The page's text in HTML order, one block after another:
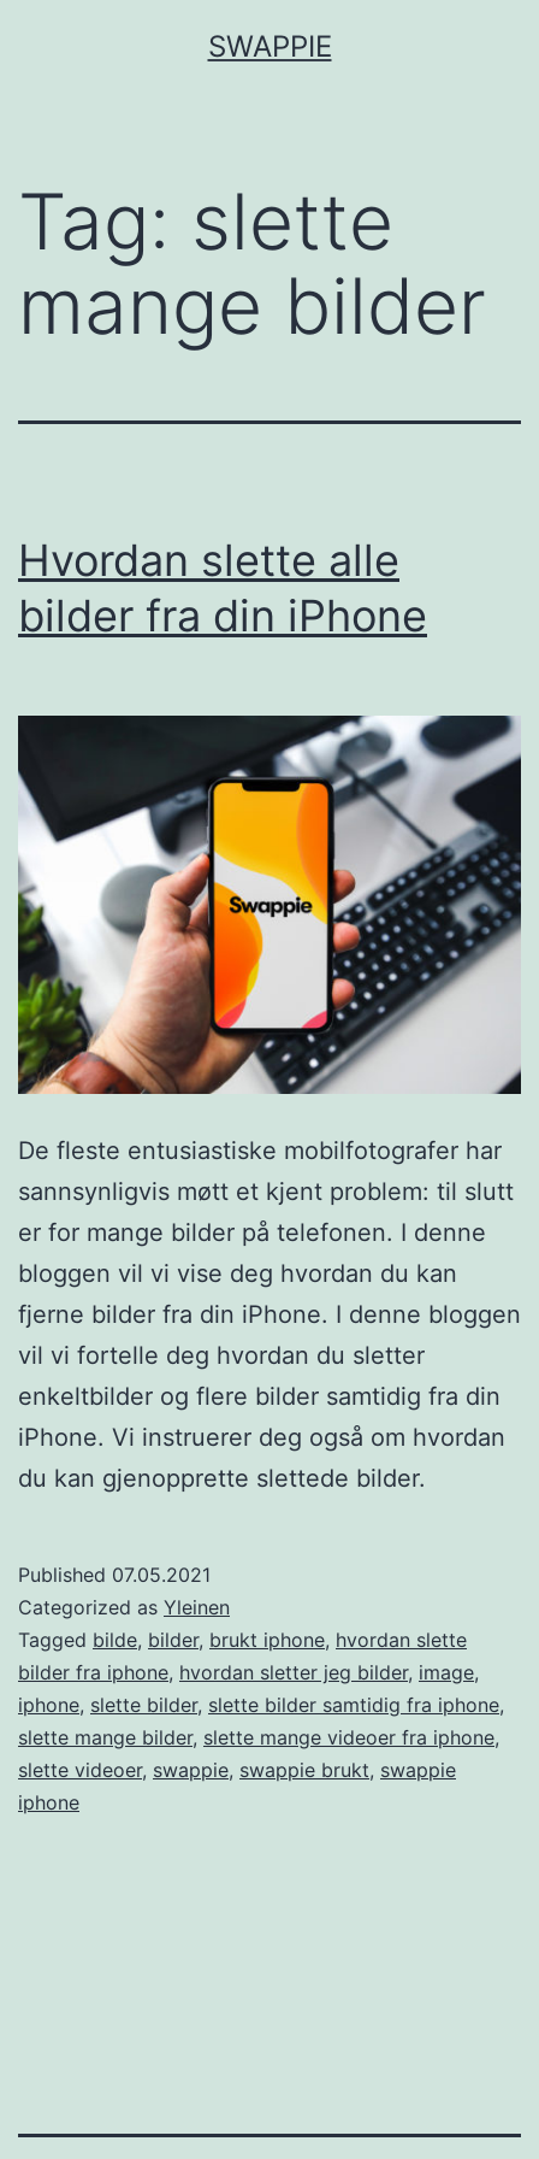
SWAPPIE
Tag: slette
mange bilder
Hvordan slette alle
bilder fra din iPhone
De fleste entusiastiske mobilfotografer har
sannsynligvis møtt et kjent problem: til slutt
er for mange bilder på telefonen. I denne
bloggen vil vi vise deg hvordan du kan
fjerne bilder fra din iPhone. I denne bloggen
vil vi fortelle deg hvordan du sletter
enkeltbilder og flere bilder samtidig fra din
iPhone. Vi instruerer deg også om hvordan
du kan gjenopprette slettede bilder.
Published 07.05.2021
Categorized as Yleinen
Tagged bilde, bilder, brukt iphone, hvordan slette
bilder fra iphone, hvordan sletter jeg bilder, image,
iphone, slette bilder, slette bilder samtidig fra iphone,
slette mange bilder, slette mange videoer fra iphone,
slette videoer, swappie, swappie brukt, swappie
iphone